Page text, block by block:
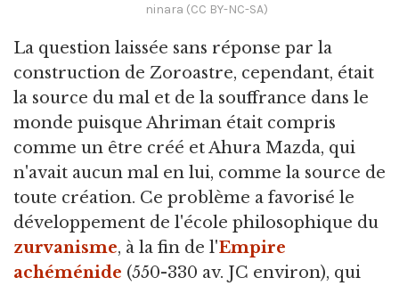
ninara (CC BY-NC-SA)
La question laissée sans réponse par la
construction de Zoroastre, cependant, était
la source du mal et de la souffrance dans le
monde puisque Ahriman était compris
comme un être créé et Ahura Mazda, qui
n'avait aucun mal en lui, comme la source de
toute création. Ce problème a favorisé le
développement de l'école philosophique du
zurvanisme, à la fin de l'Empire
achéménide (550-330 av. JC environ), qui